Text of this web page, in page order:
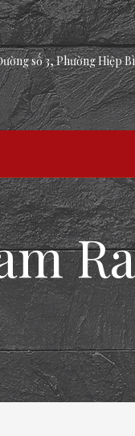
số 3, Phường Hiệp